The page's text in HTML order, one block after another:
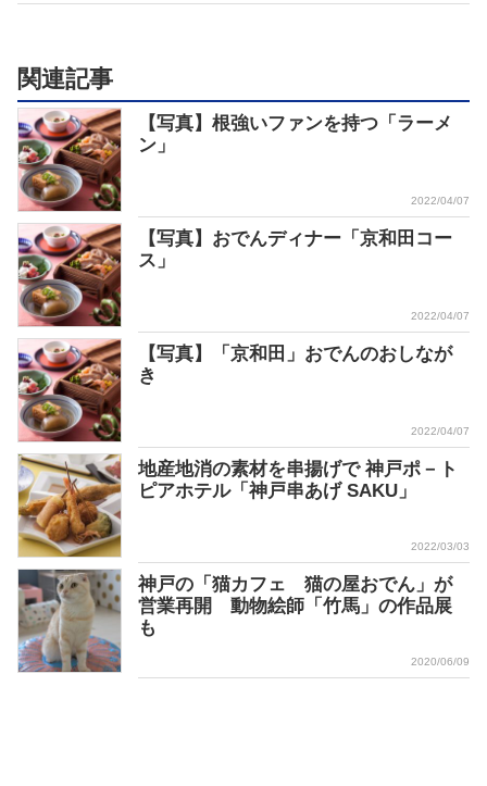
関連記事
【写真】根強いファンを持つ「ラーメ
ン」
2022/04/07
【写真】おでんディナー「京和田コー
ス」
2022/04/07
【写真】「京和田」おでんのおしなが
き
2022/04/07
地産地消の素材を串揚げで 神戸ポ－ト
ピアホテル「神戸串あげ SAKU」
2022/03/03
神戸の「猫カフェ 猫の屋おでん」が
営業再開 動物絵師「竹馬」の作品展
も
2020/06/09